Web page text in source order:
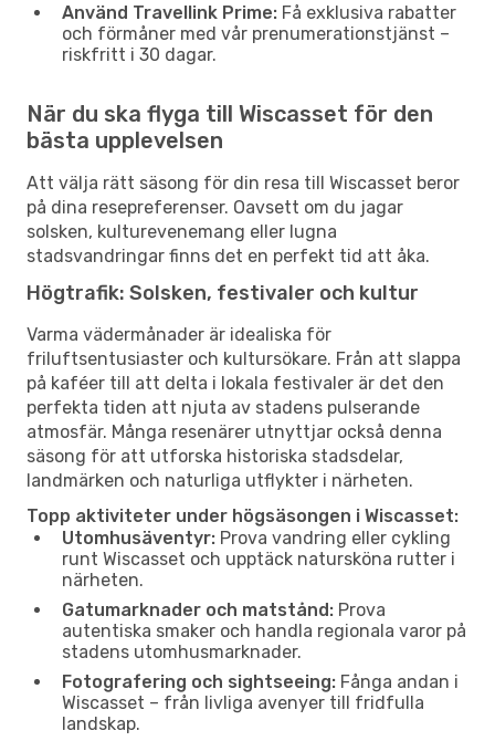
Använd Travellink Prime: Få exklusiva rabatter
och förmåner med vår prenumerationstjänst –
riskfritt i 30 dagar.
När du ska flyga till Wiscasset för den
bästa upplevelsen
Att välja rätt säsong för din resa till Wiscasset beror
på dina resepreferenser. Oavsett om du jagar
solsken, kulturevenemang eller lugna
stadsvandringar finns det en perfekt tid att åka.
Högtrafik: Solsken, festivaler och kultur
Varma vädermånader är idealiska för
friluftsentusiaster och kultursökare. Från att slappa
på kaféer till att delta i lokala festivaler är det den
perfekta tiden att njuta av stadens pulserande
atmosfär. Många resenärer utnyttjar också denna
säsong för att utforska historiska stadsdelar,
landmärken och naturliga utflykter i närheten.
Topp aktiviteter under högsäsongen i Wiscasset:
Utomhusäventyr: Prova vandring eller cykling
runt Wiscasset och upptäck natursköna rutter i
närheten.
Gatumarknader och matstånd: Prova
autentiska smaker och handla regionala varor på
stadens utomhusmarknader.
Fotografering och sightseeing: Fånga andan i
Wiscasset – från livliga avenyer till fridfulla
landskap.